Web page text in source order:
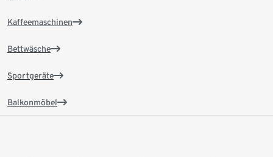
Kaffeemaschinen
Bettwäsche
Sportgeräte
Balkonmöbel